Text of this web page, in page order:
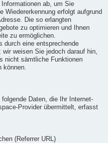
Informationen ab, um Sie
Wiedererkennung erfolgt aufgrund
Die so erlangten
zu optimieren und Ihnen
zu ermöglichen.
durch eine entsprechende
weisen Sie jedoch darauf hin,
nicht sämtliche Funktionen
können.
Daten, die Ihr Internet-
Provider übermittelt, erfasst
(Referrer URL)